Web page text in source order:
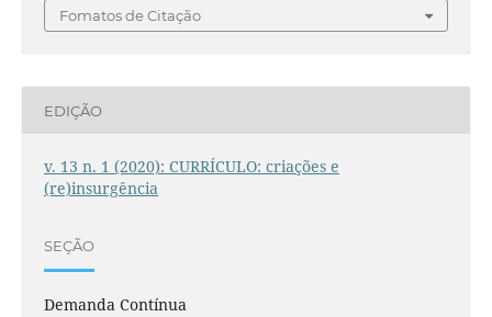
Fomatos de Citação
EDIÇÃO
v. 13 n. 1 (2020): CURRÍCULO: criações e
(re)insurgência
SEÇÃO
Demanda Contínua